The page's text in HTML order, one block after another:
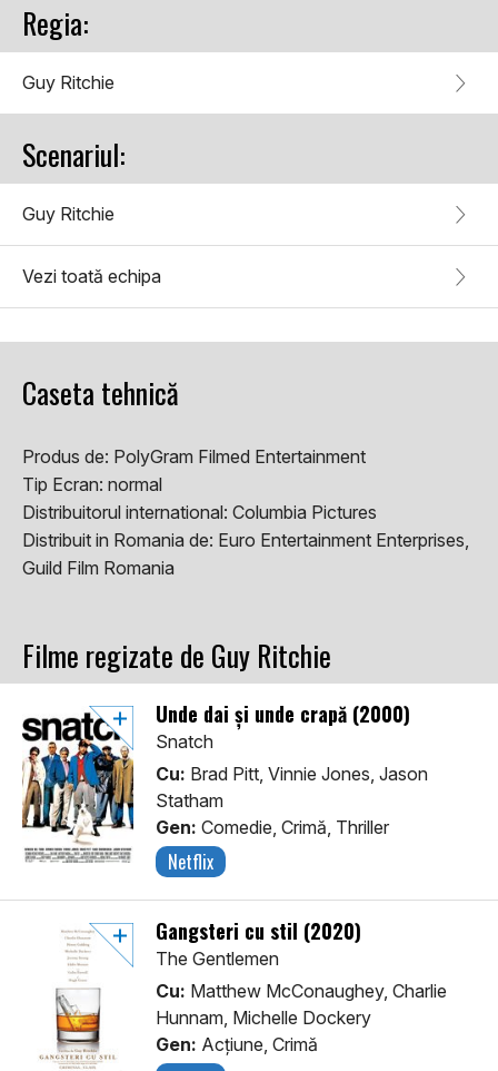
Regia:
Guy Ritchie
Scenariul:
Guy Ritchie
Vezi toată echipa
Caseta tehnică
Produs de: PolyGram Filmed Entertainment
Tip Ecran: normal
Distribuitorul international: Columbia Pictures
Distribuit in Romania de: Euro Entertainment Enterprises,
Guild Film Romania
Filme regizate de Guy Ritchie
Unde dai și unde crapă (2000)
Snatch
Cu: Brad Pitt, Vinnie Jones, Jason
Statham
Gen: Comedie, Crimă, Thriller
Netflix
Gangsteri cu stil (2020)
The Gentlemen
Cu: Matthew McConaughey, Charlie
Hunnam, Michelle Dockery
Gen: Acţiune, Crimă